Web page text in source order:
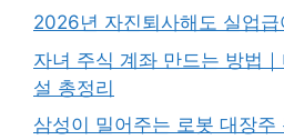
2026년 자진퇴사해도 실업급
자녀 주식 계좌 만드는 방법
설 총정리
삼성이 밀어주는 로봇 대장